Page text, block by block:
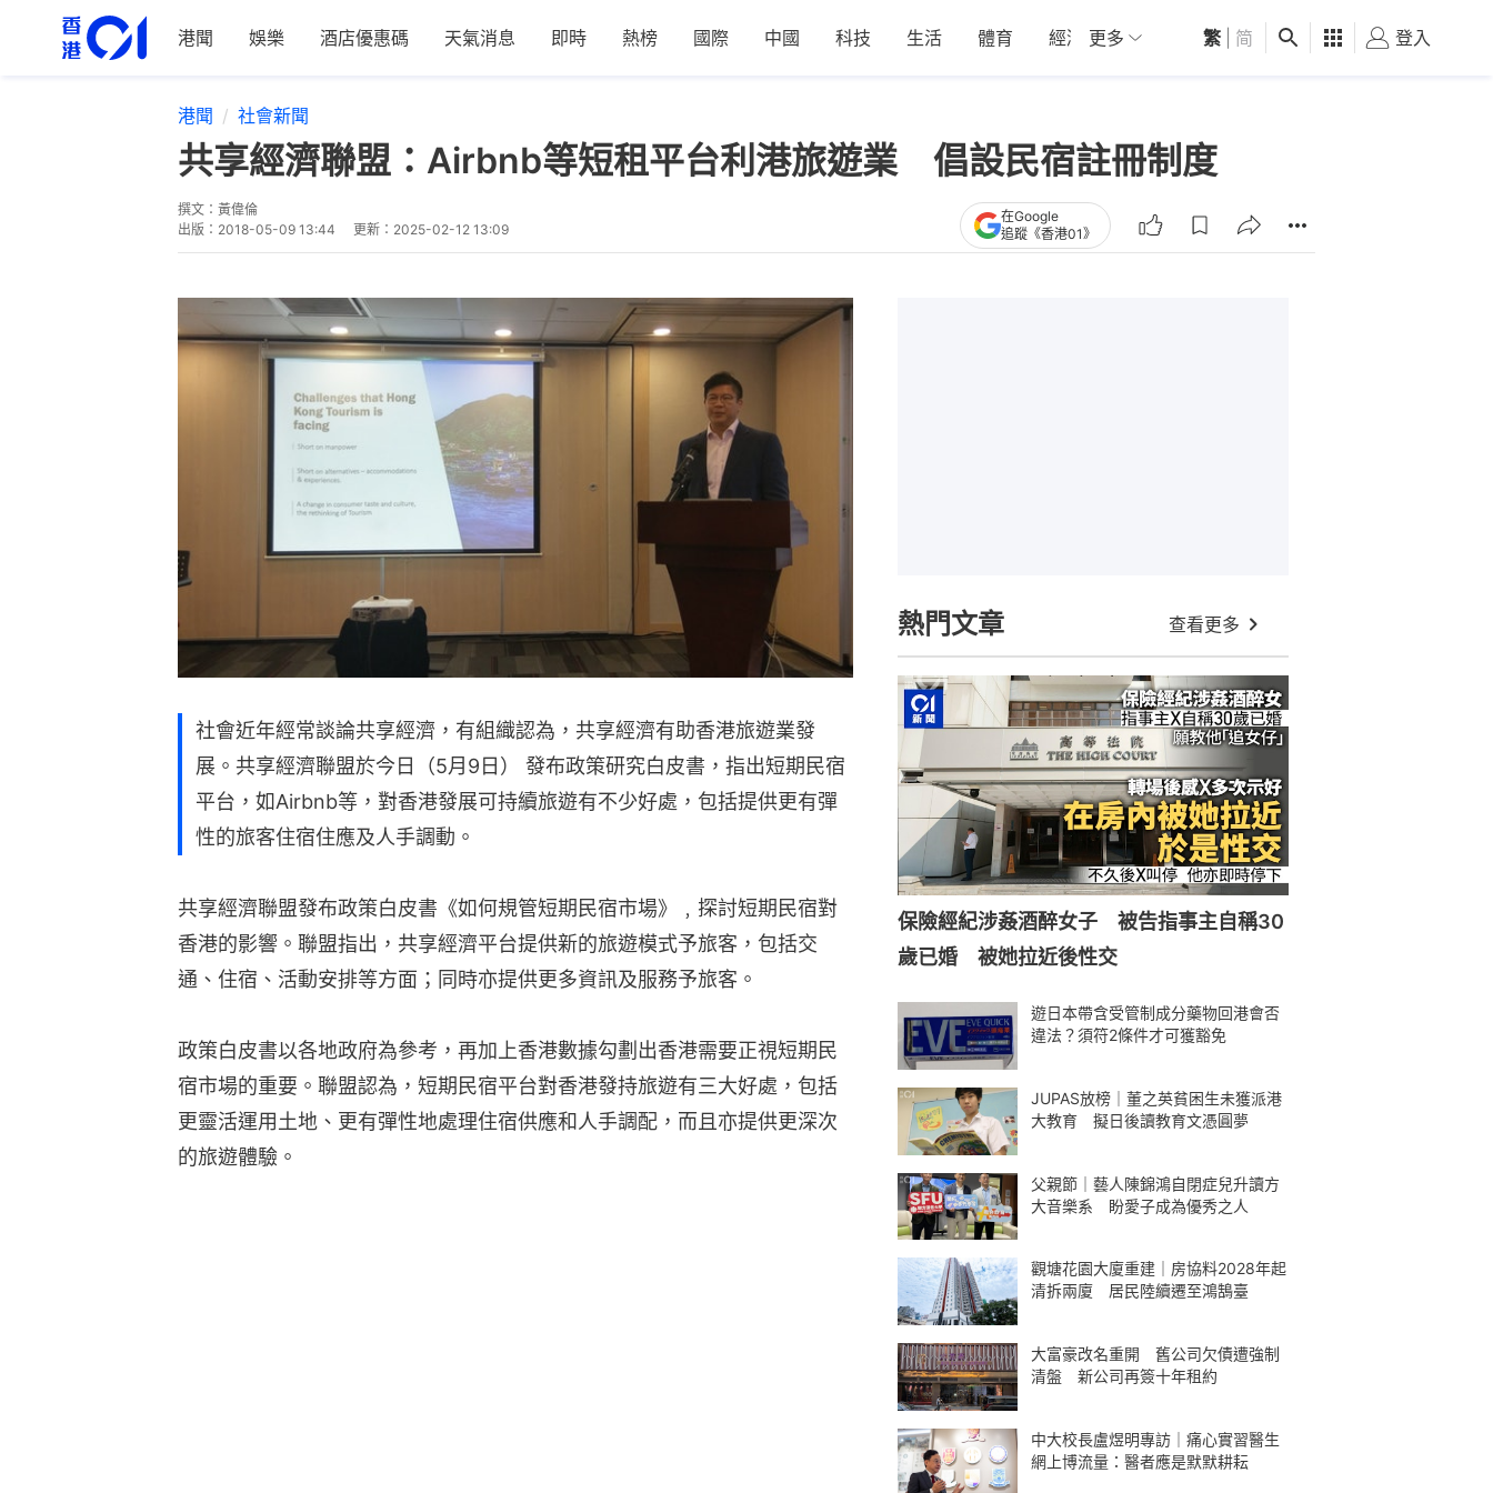
港聞 娛樂 酒店優惠碼 天氣消息 即時 熱榜 國際 中國 科技 生活 體育 經濟 01深圳 觀點 健康 好食玩飛
更多 繁 简 登入
港聞 社會新聞
共享經濟聯盟：Airbnb等短租平台利港旅遊業 倡設民宿註冊制度
撰文： 黃偉倫
出版： 2018-05-09 13:44 更新： 2025-02-12 13:09
在Google
追蹤《香港01》
社會近年經常談論共享經濟，有組織認為，共享經濟有助香港旅遊業發
展。共享經濟聯盟於今日（5月9日） 發布政策研究白皮書，指出短期民宿
平台，如Airbnb等，對香港發展可持續旅遊有不少好處，包括提供更有彈
性的旅客住宿住應及人手調動。
共享經濟聯盟發布政策白皮書《如何規管短期民宿市場》﹐探討短期民宿對
香港的影響。聯盟指出，共享經濟平台提供新的旅遊模式予旅客，包括交
通、住宿、活動安排等方面；同時亦提供更多資訊及服務予旅客。
政策白皮書以各地政府為參考，再加上香港數據勾劃出香港需要正視短期民
宿市場的重要。聯盟認為，短期民宿平台對香港發持旅遊有三大好處，包括
更靈活運用土地、更有彈性地處理住宿供應和人手調配，而且亦提供更深次
的旅遊體驗。
熱門文章 查看更多
保險經紀涉姦酒醉女子 被告指事主自稱30
歲已婚 被她拉近後性交
遊日本帶含受管制成分藥物回港會否
違法？須符2條件才可獲豁免
JUPAS放榜｜董之英貧困生未獲派港
大教育 擬日後讀教育文憑圓夢
父親節｜藝人陳錦鴻自閉症兒升讀方
大音樂系 盼愛子成為優秀之人
觀塘花園大廈重建｜房協料2028年起
清拆兩廈 居民陸續遷至鴻鵠臺
大富豪改名重開 舊公司欠債遭強制
清盤 新公司再簽十年租約
中大校長盧煜明專訪｜痛心實習醫生
網上博流量：醫者應是默默耕耘